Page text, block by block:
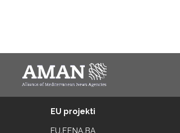
EU projekti
EU.FENA.BA